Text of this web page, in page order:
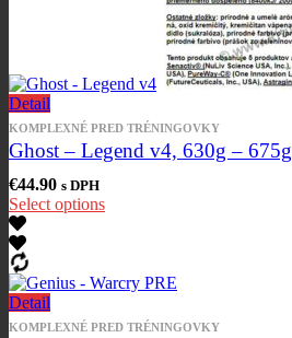
Detail
KOMPLEXNÉ PRED TRÉNINGOVKY
Ghost – Legend v4, 630g – 675g
€44.90 s DPH
Select options
Detail
KOMPLEXNÉ PRED TRÉNINGOVKY